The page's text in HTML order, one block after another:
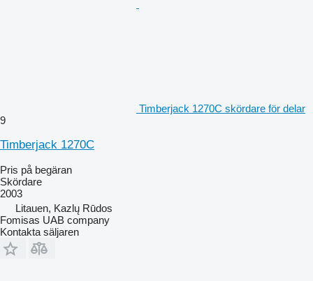
Timberjack 1270C skördare för delar
9
Timberjack 1270C
Pris på begäran
Skördare
2003
Litauen, Kazlų Rūdos
Fomisas UAB company
Kontakta säljaren